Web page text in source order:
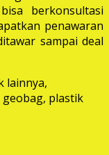
berkonsultasi
penawaran
sampai deal
lainnya,
plastik